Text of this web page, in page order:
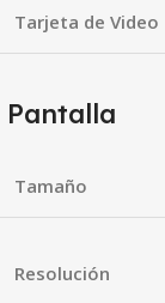
Tarjeta de Video
Pantalla
Tamaño
Resolución